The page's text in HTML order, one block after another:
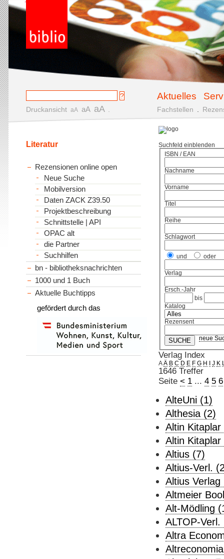
Aktuelles
Druckansicht aA aA aA Fachstellen
Suchfeld einblenden
ISBN / EAN
Nachname
Vorname
Titel
Reihe
Schlagwort
und oder
Verlag
Ersch.-Jahr
bis
Katalog
Rezensent
neue
Verlag Index
A Ä B C D E F G H J K
1646 Treffer
Seite < 1... 4 5 6
AlteUni (1)
Althesia (2)
Altin Kitaplar
Altin Kitaplar
Altius (7)
Altius-Verl.
Altius Verlag
Altmeier
Alt-Mödling
ALTOP-Verl.
Altra
Literatur
Rezensionen online open
Neue Suche
Mobilversion
Daten ZACK Z39.50
Projektbeschreibung
Schnittstelle | API
OPAC alt
die Partner
Suchhilfen
bn - bibliotheksnachrichten
1000 und 1 Buch
Aktuelle Buchtipps
gefördert durch das